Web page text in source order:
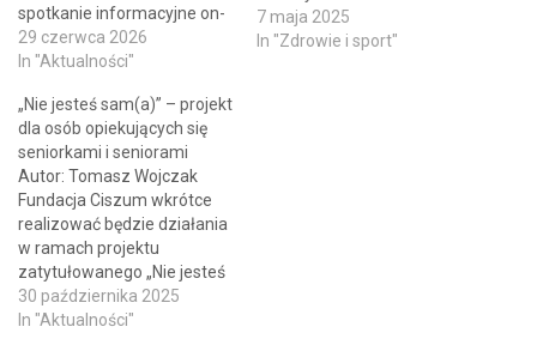
spotkanie informacyjne on-
line, które adresowane jest
do przedstawicielek i
medycznych potencjalnie
zainteresowanych
złożeniem wniosku o
dofinansowanie projektu, w
ramach naboru
zatytułowanego „Standard
świadczenia dziennego dla
osób z otępieniem”. Na
omawiane spotkanie…
29 czerwca 2026
In "Aktualności"
7 maja 2025
In "Zdrowie i sport"
„Nie jesteś sam(a)” – projekt
dla osób opiekujących się
seniorkami i seniorami
Autor: Tomasz Wojczak
Fundacja Ciszum wkrótce
realizować będzie działania
w ramach projektu
zatytułowanego „Nie jesteś
sam(a)”, który adresowany
jest do opiekunów osób
30 października 2025
In "Aktualności"